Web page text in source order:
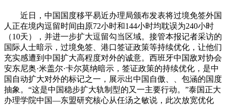
近日，中国国度移平易近办理局颁布发表将过境免签外国
人正在境内逗留时间由原72小时和144小时均耽误为240小时
（10天），并进一步扩大逗留勾当区域。接管本报记者采访的
国际人士暗示，过境免签、港口签证政策等持续优化，让他们
充实感遭到中国扩大高程度对外的诚意。西班牙中国敌对协会
安东尼奥·米盖尔·卡尔莫纳暗示，签证政策的持续优化，是中
国自动扩大对外的标记之一，展示出中国自傲、、包涵的国度
抽象。“这是中国稳步扩大轨制型的又一主要行动。”泰国正大
办理学院中国—东盟研究核心从任汤之敏说，此次放宽优化